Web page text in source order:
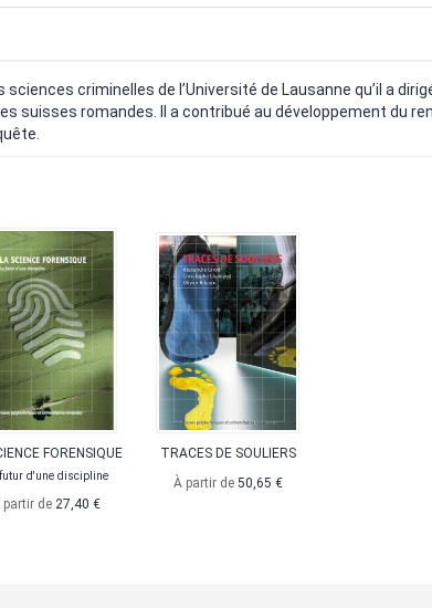
criminelles de l’Université de Lausanne qu’il a
suisses romandes. Il a contribué au développement du
FORENSIQUE
futur d'une discipline
partir de 27,40 €
TRACES DE SOULIERS
À partir de 50,65 €